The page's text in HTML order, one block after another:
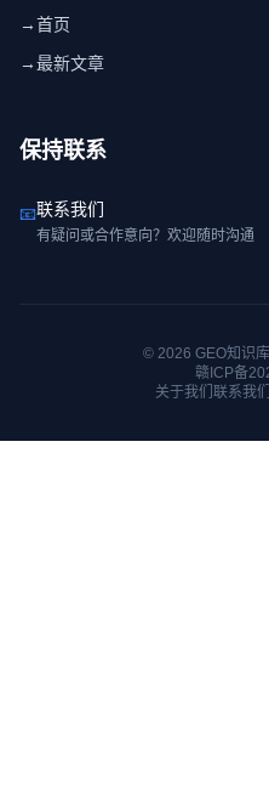
→首页
→最新文章
保持联系
📧联系我们
有疑问或合作意向？欢迎随时沟通
© 2026 GEO知识
赣ICP备
关于我们 联系我们